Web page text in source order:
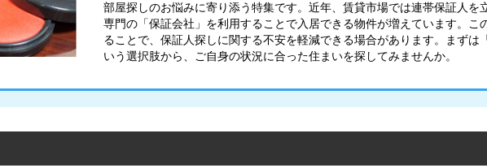
部屋探しのお悩みに寄り添う特集です。近年、賃貸市場では連帯保証人を
専門の「保証会社」を利用することで入居できる物件が増えています。こ
ることで、保証人探しに関する不安を軽減できる場合があります。まずは
いう選択肢から、ご自身の状況に合った住まいを探してみませんか。